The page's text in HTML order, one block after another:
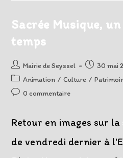
Des
Croisades »
Sacrée Musique,
temps
Auteur/autrice
de
la
publication :
Mairie de Seyssel
Post
published:
30 mai
Post
category:
Animation / Culture /
Post0 commentaire
Retour en images sur
de vendredi dernier à